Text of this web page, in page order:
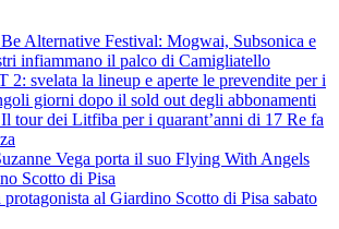
Alternative Festival: Mogwai, Subsonica e
infiammano il palco di Camigliatello
svelata la lineup e aperte le prevendite per i
giorni dopo il sold out degli abbonamenti
tour dei Litfiba per i quarant’anni di 17 Re fa
Vega porta il suo Flying With Angels
Scotto di Pisa
protagonista al Giardino Scotto di Pisa sabato